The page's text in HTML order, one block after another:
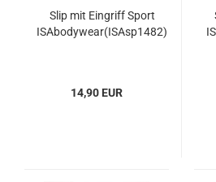
Slip mit Eingriff Sport
ISAbodywear(ISAsp1482)
14,90 EUR